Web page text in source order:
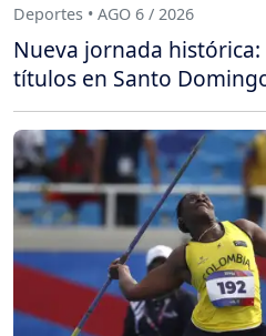
Deportes • AGO 6 / 2026
Nueva jornada
títulos en Santo